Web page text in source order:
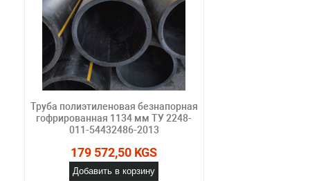
Труба полиэтиленовая безнапорная
гофрированная 1134 мм ТУ 2248-
011-54432486-2013
179 572,50 KGS
Добавить в корзину